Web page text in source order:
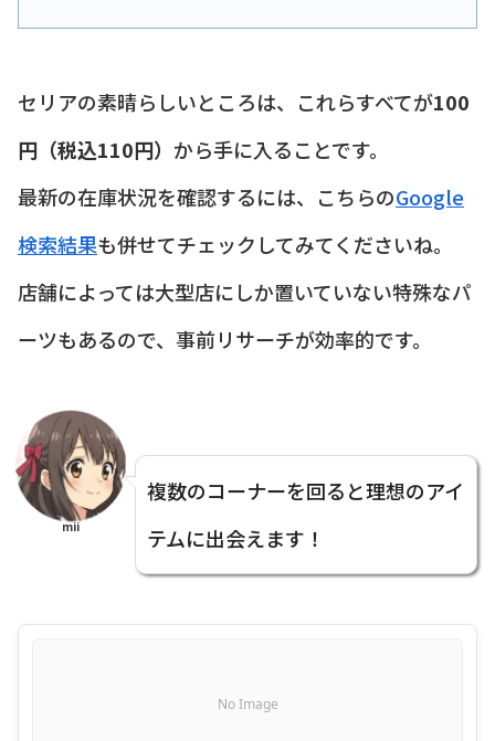
セリアの素晴らしいところは、これらすべてが100
円（税込110円） から手に入ることです。
最新の在庫状況を確認するには、こちらのGoogle
検索結果も併せてチェックしてみてくださいね。
店舗によっては大型店にしか置いていない特殊なパ
ーツもあるので、事前リサーチが効率的です。
mii
複数のコーナーを回ると理想のアイ
テムに出会えます！
No Image